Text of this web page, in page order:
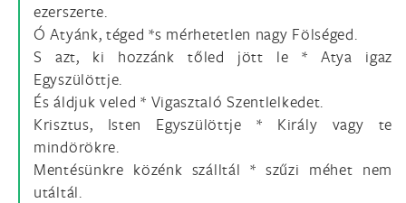
ezerszerte.
Ó Atyánk, téged *s mérhetetlen nagy Fölséged.
S azt, ki hozzánk tőled jött le * Atya igaz
Egyszülöttje.
És áldjuk veled * Vigasztaló Szentlelkedet.
Krisztus, Isten Egyszülöttje * Király vagy te
mindörökre.
Mentésünkre közénk szálltál * szűzi méhet nem
utáltál.